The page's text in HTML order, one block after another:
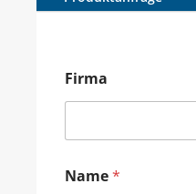
Firma
Name*